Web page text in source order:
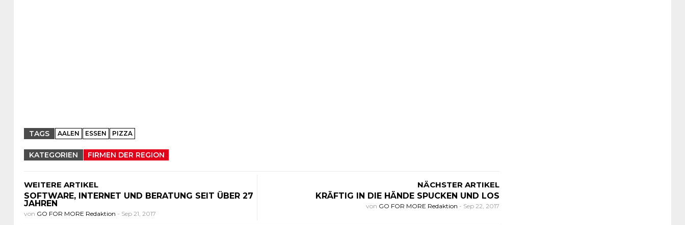
TAGS AALEN ESSEN PIZZA
KATEGORIEN FIRMEN DER REGION
WEITERE ARTIKEL
SOFTWARE, INTERNET UND BERATUNG SEIT ÜBER 27
JAHREN
von GO FOR MORE Redaktion - Sep 21, 2017
NÄCHSTER ARTIKEL
KRÄFTIG IN DIE HÄNDE SPUCKEN UND LOS
von GO FOR MORE Redaktion - Sep 22, 2017